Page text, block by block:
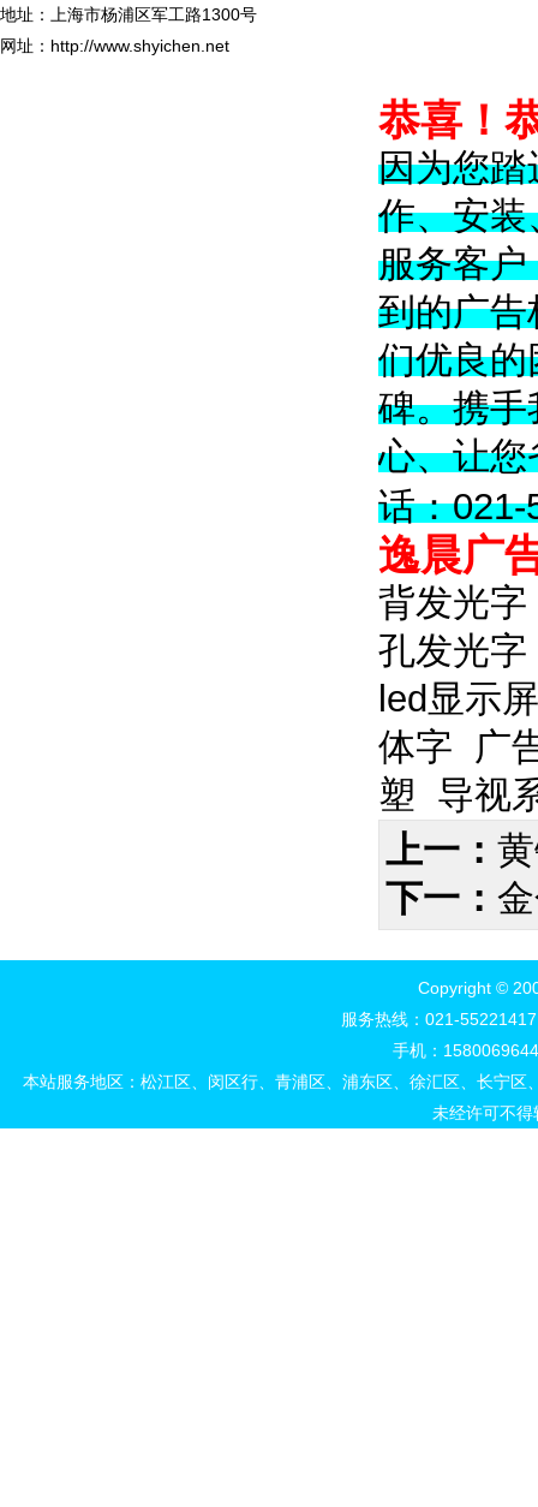
地址：上海市杨浦区军工路1300号
网址：http://www.shyichen.net
恭喜！
因为您
作、安装
服务客户
到的广
们优良
碑。携手
心、让您
话：021-
逸晨广
背发光字
孔发光字
led显示屏
体字
广
塑 导视
上一：
下一：
Copyright ©
服务热线：021-
手机：
本站服务地区：松江区、闵区行、青浦区、浦东区、徐汇区、长宁
未经许可不